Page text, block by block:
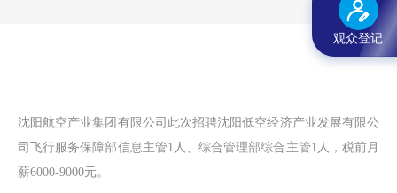
沈阳航空产业集团有限公司 此次招聘沈阳低空经济产业发展有限公
司飞行服务保障部信息主管1人、综合管理部综合主管1人，税前月
薪6000-9000元。
观众登记